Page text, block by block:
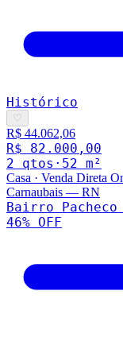
Histórico
♡
R$ 44.062,06
R$ 82.000,00
2 qtos · 52 m²
Casa · Venda Direta
Carnaubais — RN
Bairro
46% OFF